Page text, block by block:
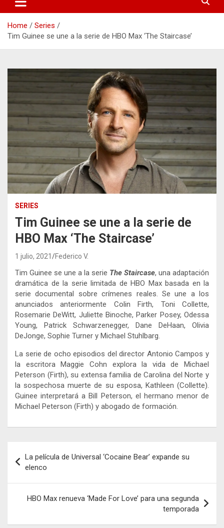
Home
Series
Tim Guinee se une a la serie de HBO Max ‘The Staircase’
SERIES
Tim Guinee se une a la serie de
HBO Max ‘The Staircase’
1 julio, 2021 Federico V.
Tim Guinee se une a la serie The Staircase, una adaptación
dramática de la serie limitada de HBO Max basada en la
serie documental sobre crímenes reales. Se une a los
anunciados anteriormente Colin Firth, Toni Collette,
Rosemarie DeWitt, Juliette Binoche, Parker Posey, Odessa
Young, Patrick Schwarzenegger, Dane DeHaan, Olivia
DeJonge, Sophie Turner y Michael Stuhlbarg.
La serie de ocho episodios del director Antonio Campos y
la escritora Maggie Cohn explora la vida de Michael
Peterson (Firth), su extensa familia de Carolina del Norte y
la sospechosa muerte de su esposa, Kathleen (Collette).
Guinee interpretará a Bill Peterson, el hermano menor de
Michael Peterson (Firth) y abogado de formación.
de
entradas
La película de Universal ‘Cocaine Bear’ expande su
elenco
HBO Max renueva ‘Made For Love’ para una segunda
temporada